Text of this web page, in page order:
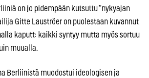
on jo pidempään kutsuttu ”nykyajan
Gitte Lauströer on puolestaan kuvannut
kaputt: kaikki syntyy mutta myös sortuu
muualla.
Berliinistä muodostui ideologisen ja